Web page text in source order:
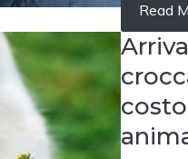
Read